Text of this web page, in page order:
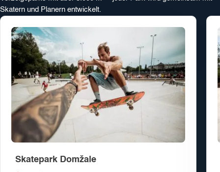
Skatern und Planern entwickelt.
Skatepark Domžale